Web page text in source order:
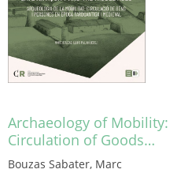
Archaeology of Mobility:
Circulation of Goods…
Bouzas Sabater, Marc